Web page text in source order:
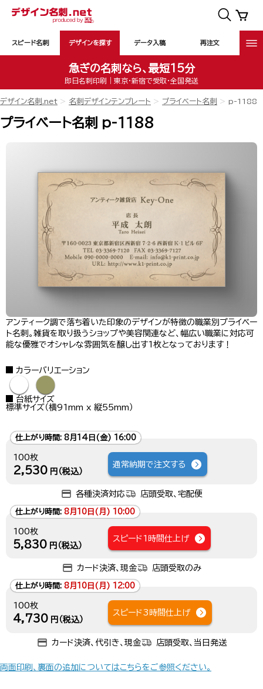
スピード名刺 デザインを探す データ入稿 再注文
急ぎの名刺なら、最短15分
即日名刺印刷｜東京・新宿で受取・全国発送
デザイン名刺.net 名刺デザインテンプレート プライベート名刺 p-1188
プライベート名刺 p-1188
アンティーク調で落ち着いた印象のデザインが特徴の職業別プライベー
ト名刺。雑貨を取り扱うショップや美容関連など、幅広い職業に対応可
能な優雅でオシャレな雰囲気を醸し出す1枚となっております！
カラーバリエーション
● ●
台紙サイズ
標準サイズ（横91mm x 縦55mm）
仕上がり時間: 8月14日(金) 16:00
100枚
2,530 円（税込）
通常納期で注文する
各種決済対応 店頭受取、宅配便
仕上がり時間: 8月10日(月) 10:00
100枚
5,830 円（税込）
スピード1時間仕上げ
カード決済、現金 店頭受取のみ
仕上がり時間: 8月10日(月) 12:00
100枚
4,730 円（税込）
スピード3時間仕上げ
カード決済、代引き、現金 店頭受取、当日発送
両面印刷、裏面の追加についてはこちらをご参照ください。